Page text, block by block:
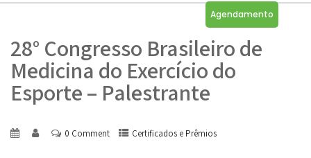
Agendamento
28° Congresso Brasileiro de
Medicina do Exercício do
Esporte – Palestrante
0 Comment Certificados e Prêmios